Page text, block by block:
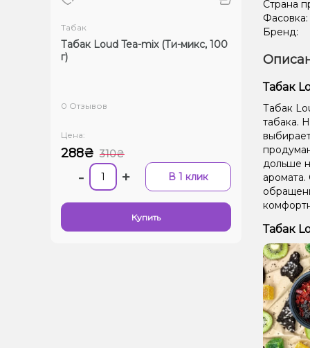
Табак
Табак Loud Tea-mix (Ти-микс, 100
г)
0 Отзывов
Цена:
288₴ 310₴
- + В 1 клик
Купить
Страна
Фасовка:
Бренд:
Табак
Табак
табака.
дольше
Табак